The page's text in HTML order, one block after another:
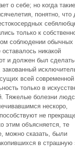
о себе; но когда такие
понятно, что
только к
соблюдении
оставалось никакой
и должен был
всей современной
только в
Тяжелые болезни
нескоро,
не
этим объясняется, те
можно сказать, были
в страшную